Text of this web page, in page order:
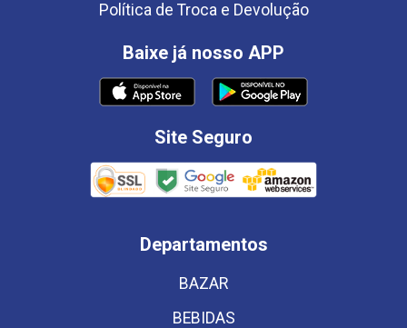
Política de Troca e Devolução
Baixe já nosso APP
Site Seguro
Departamentos
BAZAR
BEBIDAS